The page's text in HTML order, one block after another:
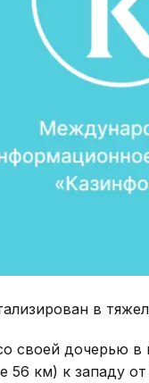
в
своей дочерью в
56 км) к западу